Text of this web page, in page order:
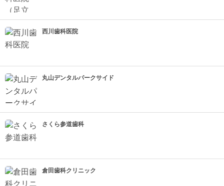
西川歯科医院
丸山デンタルパークサイド
さくら参道歯科
倉田歯科クリニック